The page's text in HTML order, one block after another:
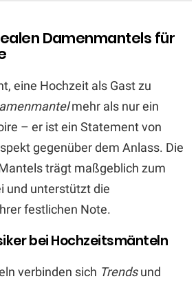
Damenmantels für
eine Hochzeit als Gast zu
mehr als nur ein
– er ist ein Statement von
gegenüber dem Anlass. Die
trägt maßgeblich zum
und unterstützt die
festlichen Note.
bei Hochzeitsmänteln
verbinden sich Trendsund